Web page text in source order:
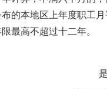
的本地区上年度职工
最高不超过十二年。